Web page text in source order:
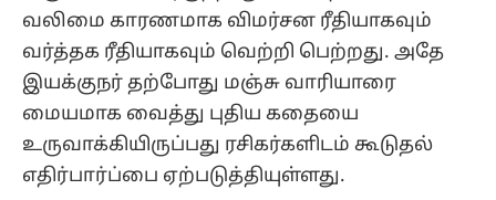
வலிமை காரணமாக விமர்சன ரீதியாகவும்
வர்த்தக ரீதியாகவும் வெற்றி பெற்றது. அதே
இயக்குநர் தற்போது மஞ்சு வாரியாரை
மையமாக வைத்து புதிய கதையை
உருவாக்கியிருப்பது ரசிகர்களிடம் கூடுதல்
எதிர்பார்ப்பை ஏற்படுத்தியுள்ளது.